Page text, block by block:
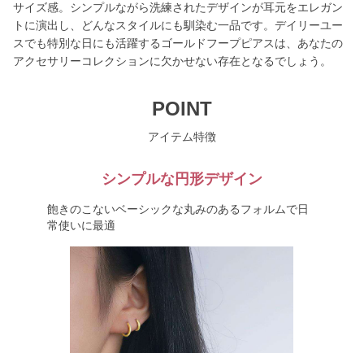
サイズ感。シンプルながら洗練されたデザインが耳元をエレガン
トに演出し、どんなスタイルにも馴染む一品です。デイリーユー
スでも特別な日にも活躍するゴールドフープピアスは、あなたの
アクセサリーコレクションに欠かせない存在となるでしょう。
POINT
アイテム特徴
シンプルな円形デザイン
飽きのこないベーシックな丸みのあるフォルムで日
常使いに最適